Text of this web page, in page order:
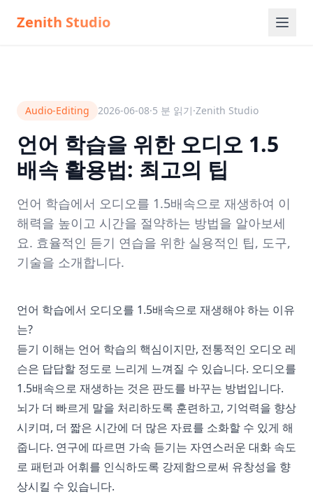
Zenith Studio
Audio-Editing 2026-06-08·5 분 읽기·Zenith Studio
언어 학습을 위한 오디오 1.5
배속 활용법: 최고의 팁
언어 학습에서 오디오를 1.5배속으로 재생하여 이
해력을 높이고 시간을 절약하는 방법을 알아보세
요. 효율적인 듣기 연습을 위한 실용적인 팁, 도구,
기술을 소개합니다.
언어 학습에서 오디오를 1.5배속으로 재생해야 하는 이유
는?
듣기 이해는 언어 학습의 핵심이지만, 전통적인 오디오 레
슨은 답답할 정도로 느리게 느껴질 수 있습니다. 오디오를
1.5배속으로 재생하는 것은 판도를 바꾸는 방법입니다.
뇌가 더 빠르게 말을 처리하도록 훈련하고, 기억력을 향상
시키며, 더 짧은 시간에 더 많은 자료를 소화할 수 있게 해
줍니다. 연구에 따르면 가속 듣기는 자연스러운 대화 속도
로 패턴과 어휘를 인식하도록 강제함으로써 유창성을 향
상시킬 수 있습니다.